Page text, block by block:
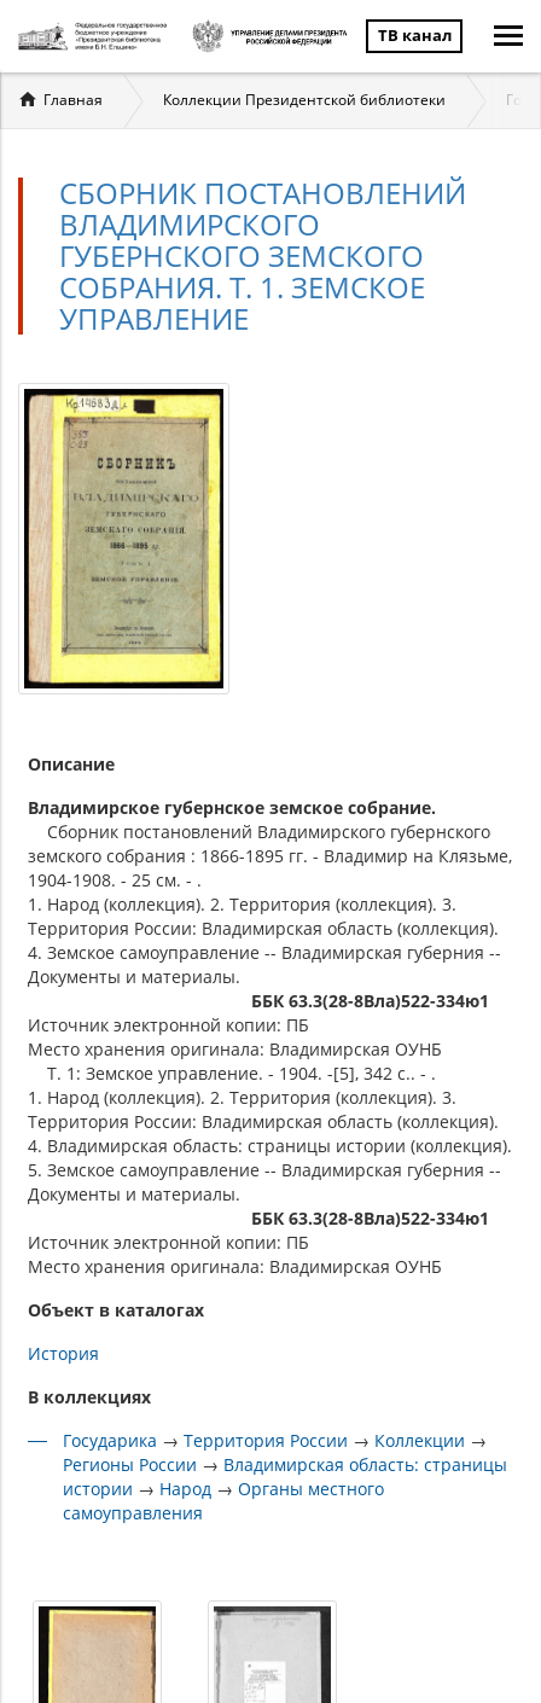
ТВ канал
Вы
здесь
Главная Коллекции Президентской библиотеки
СБОРНИК ПОСТАНОВЛЕНИЙ
ВЛАДИМИРСКОГО
ГУБЕРНСКОГО ЗЕМСКОГО
СОБРАНИЯ. Т. 1. ЗЕМСКОЕ
УПРАВЛЕНИЕ
Описание
Владимирское губернское земское собрание.
Сборник постановлений Владимирского губернского
земского собрания : 1866-1895 гг. - Владимир на Клязьме,
1904-1908. - 25 см. - .
1. Народ (коллекция). 2. Территория (коллекция). 3.
Территория России: Владимирская область (коллекция).
4. Земское самоуправление -- Владимирская губерния --
Документы и материалы.
ББК 63.3(28-8Вла)522-334ю1
Источник электронной копии: ПБ
Место хранения оригинала: Владимирская ОУНБ
Т. 1: Земское управление. - 1904. -[5], 342 с.. - .
1. Народ (коллекция). 2. Территория (коллекция). 3.
Территория России: Владимирская область (коллекция).
4. Владимирская область: страницы истории (коллекция).
5. Земское самоуправление -- Владимирская губерния --
Документы и материалы.
ББК 63.3(28-8Вла)522-334ю1
Источник электронной копии: ПБ
Место хранения оригинала: Владимирская ОУНБ
Объект в каталогах
История
В коллекциях
Государика →Территория России → Коллекции →
Регионы России → Владимирская область: страницы
истории → Народ →Органы местного
самоуправления